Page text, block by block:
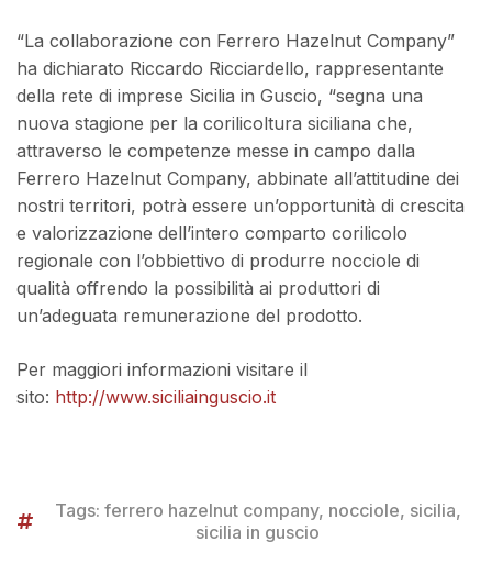
“La collaborazione con Ferrero Hazelnut Company”
ha dichiarato Riccardo Ricciardello, rappresentante
della rete di imprese Sicilia in Guscio, “segna una
nuova stagione per la corilicoltura siciliana che,
attraverso le competenze messe in campo dalla
Ferrero Hazelnut Company, abbinate all’attitudine dei
nostri territori, potrà essere un’opportunità di crescita
e valorizzazione dell’intero comparto corilicolo
regionale con l’obbiettivo di produrre nocciole di
qualità offrendo la possibilità ai produttori di
un’adeguata remunerazione del prodotto.
Per maggiori informazioni visitare il
sito: http://www.siciliainguscio.it
Tags: ferrero hazelnut company, nocciole, sicilia,
sicilia in guscio